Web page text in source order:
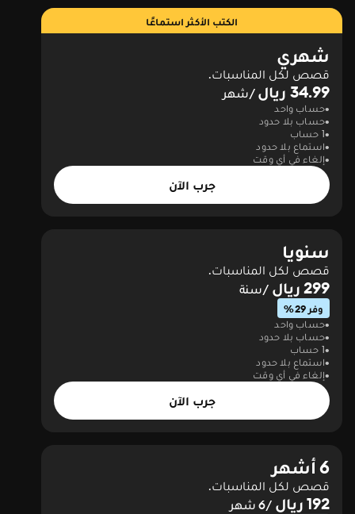
الكتب الأكثر استماعًا
شهري
قصص لكل المناسبات.
34.99 ريال /شهر
حساب واحد
حساب بلا حدود
1 حساب
استماع بلا حدود
إلغاء في أي وقت
جرب الآن
سنويا
قصص لكل المناسبات.
299 ريال /سنة
وفر 29%
حساب واحد
حساب بلا حدود
1 حساب
استماع بلا حدود
إلغاء في أي وقت
جرب الآن
6 أشهر
قصص لكل المناسبات.
192 ريال /6 شهر